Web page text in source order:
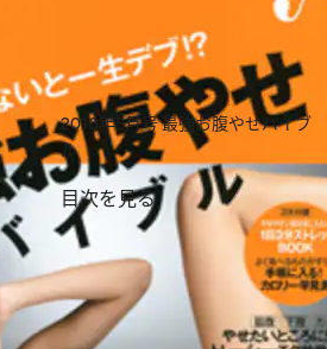
2010年5月号最強お腹やせバイブ
ル
目次を見る